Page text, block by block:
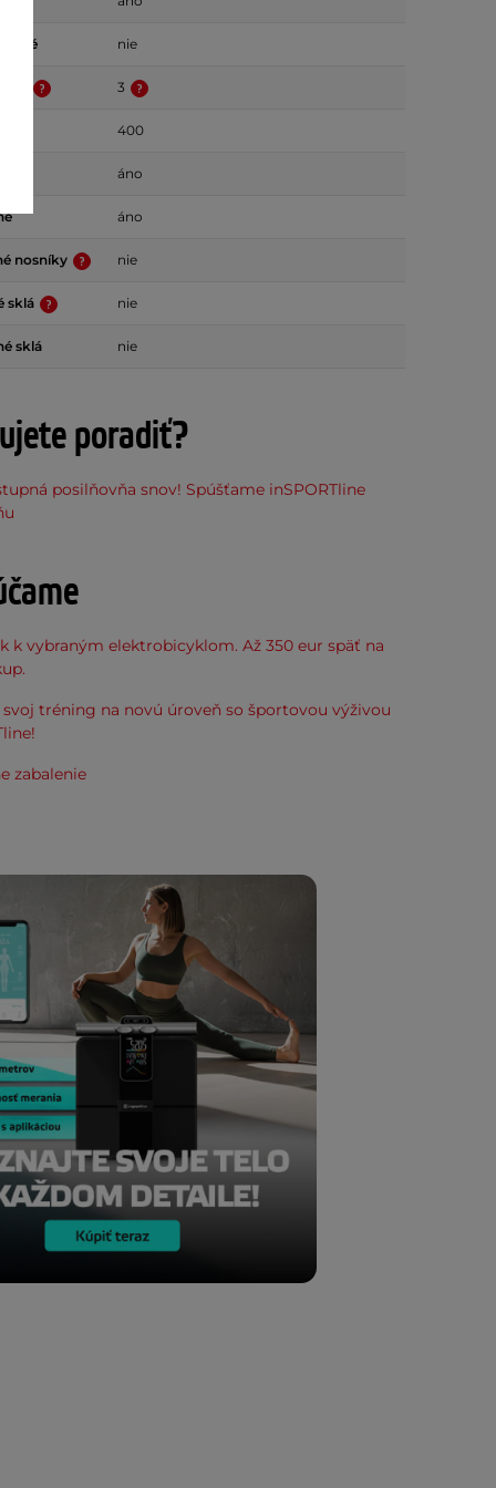
nie
3
400
áno
áno
nosníky nie
sklá nie
sklá nie
poradiť?
posilňovňa snov! Spúšťame inSPORTline
k vybraným elektrobicyklom. Až 350 eur späť na
svoj tréning na novú úroveň so športovou výživou
zabalenie